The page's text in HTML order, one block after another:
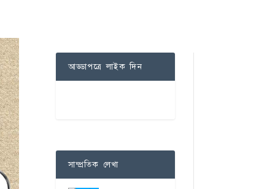
আড্ডাপত্রে লাইক দিন
সাম্প্রতিক লেখা